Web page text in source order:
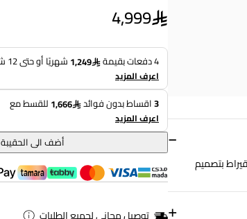
−
تسعين دائماً للحصول على مظهر عصري ينبض بالشباب والحيوية، لذلك تختارين هذه القطعة من لازوردى من الذهب الاصفر عيار 21 قيراط بتصميم
+
4,999
4 دفعات بقيمة 1,249 شهريًا أو حتى 12 شهرًا
اعرف المزيد
3اقساط بدون فوائد 1,666 للقسط مع
اعرف المزيد
أضف الى الحقيبة
توصيل مجاني لجميع الطلبات